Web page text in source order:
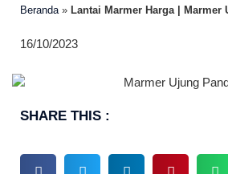
Beranda » Lantai Marmer Harga | Marmer
16/10/2023
SHARE THIS :